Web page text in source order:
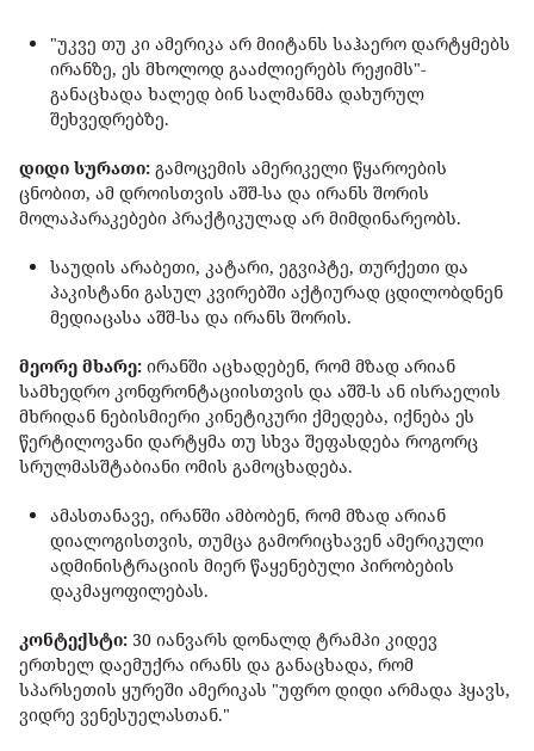
"უკვე თუ კი ამერიკა არ მიიტანს საჰაერო დარტყმებს
ირანზე, ეს მხოლოდ გააძლიერებს რეჟიმს"-
განაცხადა ხალედ ბინ სალმანმა დახურულ
შეხვედრებზე.
დიდი სურათი: გამოცემის ამერიკელი წყაროების
ცნობით, ამ დროისთვის აშშ-სა და ირანს შორის
მოლაპარაკებები პრაქტიკულად არ მიმდინარეობს.
საუდის არაბეთი, კატარი, ეგვიპტე, თურქეთი და
პაკისტანი გასულ კვირებში აქტიურად ცდილობდნენ
მედიაცასა აშშ-სა და ირანს შორის.
მეორე მხარე: ირანში აცხადებენ, რომ მზად არიან
სამხედრო კონფრონტაციისთვის და აშშ-ს ან ისრაელის
მხრიდან ნებისმიერი კინეტიკური ქმედება, იქნება ეს
წერტილოვანი დარტყმა თუ სხვა შეფასდება როგორც
სრულმასშტაბიანი ომის გამოცხადება.
ამასთანავე, ირანში ამბობენ, რომ მზად არიან
დიალოგისთვის, თუმცა გამორიცხავენ ამერიკული
ადმინისტრაციის მიერ წაყენებული პირობების
დაკმაყოფილებას.
კონტექსტი: 30 იანვარს დონალდ ტრამპი კიდევ
ერთხელ დაემუქრა ირანს და განაცხადა, რომ
სპარსეთის ყურეში ამერიკას "უფრო დიდი არმადა ჰყავს,
ვიდრე ვენესუელასთან."